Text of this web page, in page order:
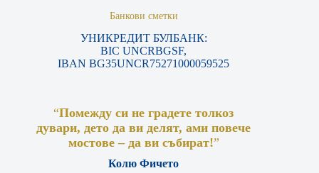
Банкови сметки
УНИКРЕДИТ БУЛБАНК:
BIC UNCRBGSF,
IBAN BG35UNCR75271000059525
“Помежду си не градете толкоз
дувари, дето да ви делят, ами повече
мостове – да ви събират!”
Колю Фичето